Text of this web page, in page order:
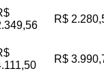
R$
R$